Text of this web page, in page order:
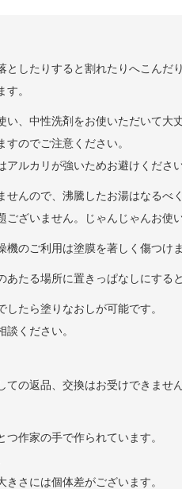
したりすると割れたりへこんだり
。
、中性洗剤をお使いただいて大丈
のでご注意ください。
ルカリが強いためお避けください
んので、沸騰したお湯はなるべ
ございません。じゃんじゃんお使
のご利用は塗膜を著しく傷つけ
たる場所に置きっぱなしにする
したら塗りなおしが可能です。
ください。
の返品、交換はお受けできません
作家の手で作られています。
さには個体差がございます。